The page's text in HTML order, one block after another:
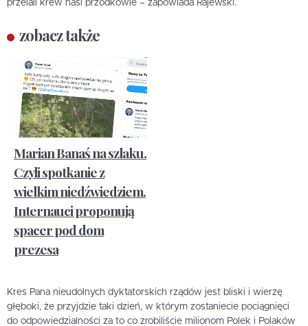
przelali krew nasi przodkowie – zapowiada Rajewski.
zobacz także
Marian Banaś na szlaku.
Czyli spotkanie z
wielkim niedźwiedziem.
Internauci proponują
spacer pod dom
prezesa
Kres Pana nieudolnych dyktatorskich rządów jest bliski i wierzę
głęboki, że przyjdzie taki dzień, w którym zostaniecie pociągnięci
do odpowiedzialności za to co zrobiliście milionom Polek i Polaków